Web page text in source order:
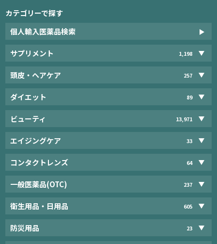
カテゴリーで探す
個人輸入医薬品検索
サプリメント 1,198
頭皮・ヘアケア 257
ダイエット 89
ビューティ 13,971
エイジングケア 33
コンタクトレンズ 64
一般医薬品(OTC) 237
衛生用品・日用品 605
防災用品 23